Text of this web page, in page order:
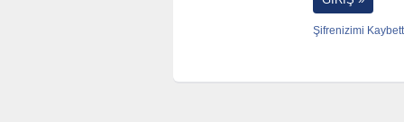
Şifrenizimi